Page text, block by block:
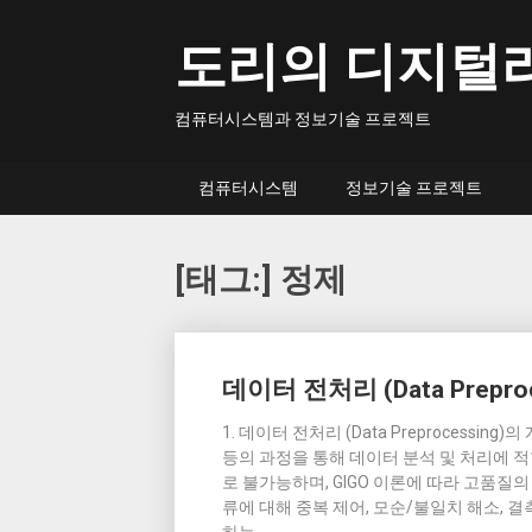
도리의 디지털
컴퓨터시스템과 정보기술 프로젝트
컴퓨터시스템 정보기술 프로젝트
[태그:] 정제
데이터 전처리 (Data
1. 데이터 전처리 (Data Preprocessing)의
등의 과정을 통해 데이터 분석 및 처리에
로 불가능하며, GIGO 이론에 따라 고품질
류에 대해 중복 제어, 모순/불일치 해소,
navigation